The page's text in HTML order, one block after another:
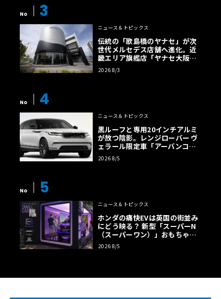
No 3
ニュース＆トピックス
伝統の「歌島橋のヤナセ」が次
世代メルセデス店舗へ進化。近
畿エリア旗艦店「ヤナセ大阪支
店」がリニューアル
2026 8/3
No 4
ニュース＆トピックス
黒ルーフと専用20インチアルミ
が放つ陰影。レンジローバー ヴ
ェラール限定車「アーバンコン
トラスト・エディション」登場
2026 8/5
No 5
ニュース＆トピックス
ホンダの痛快EVは英国の街並み
にどう映る？ 新型「スーパーN
（スーパーワン）」おもちゃ箱
ツアーの全貌
2026 8/5